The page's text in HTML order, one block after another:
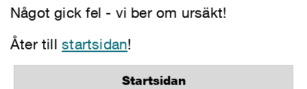
Något gick fel - vi ber om ursäkt!
Åter tillstartsidan!
Startsidan